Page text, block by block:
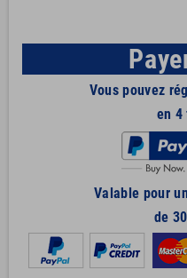
Vous pouvez
en 4
Valable pour
de